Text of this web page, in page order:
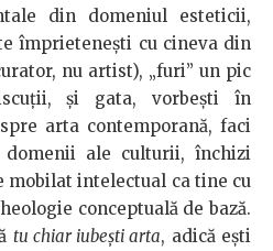
din domeniul esteticii,
împrieteneşti cu cineva din
nu artist), „furi” un pic
şi gata, vorbeşti în
arta contemporană, faci
ale culturii, închizi
mobilat intelectual ca tine cu
conceptuală de bază.
tu chiar iubeşti arta, adică eşti